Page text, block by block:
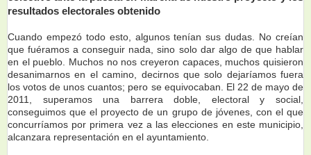
resultados electorales obtenido
Cuando empezó todo esto, algunos tenían sus dudas. No creían
que fuéramos a conseguir nada, sino solo dar algo de que hablar
en el pueblo. Muchos no nos creyeron capaces, muchos quisieron
desanimarnos en el camino, decirnos que solo dejaríamos fuera
los votos de unos cuantos; pero se equivocaban. El 22 de mayo de
2011, superamos una barrera doble, electoral y social,
conseguimos que el proyecto de un grupo de jóvenes, con el que
concurríamos por primera vez a las elecciones en este municipio,
alcanzara representación en el ayuntamiento.